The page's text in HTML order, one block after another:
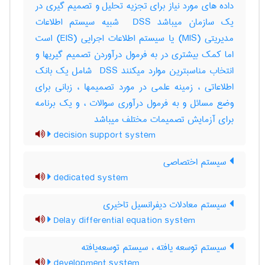
داده های مورد نیاز برای تجزیه تحلیل و تصمیم گیری در
یک سازمان میباشد ‎ DSS شبیه سیستم اطلاعات
مدیریتی (‎MIS) یا سیستم اطلاعات اجرایی (‎EIS) است
اما کمک بیشتری در به فرمول درآوردن تصمیم گیریها و
انتخاب مناسبترین موارد میکنند ‎ DSS شامل یک بانک
اطلاعاتی ، زمینه علمی در مورد تصمیمها ، زبانی برای
وضع مسائل و به فرمول درآوری سوالات ، و یک برنامه
برای آزمایش تصمیمات مختلف میباشد
decision support system
سیستم اختصاصی
dedicated system
سیستم معادلات دیفرانسیل تاخیری
Delay differential equation system
سیستم توسعه یافته ، سیستم توسعه‌یافته